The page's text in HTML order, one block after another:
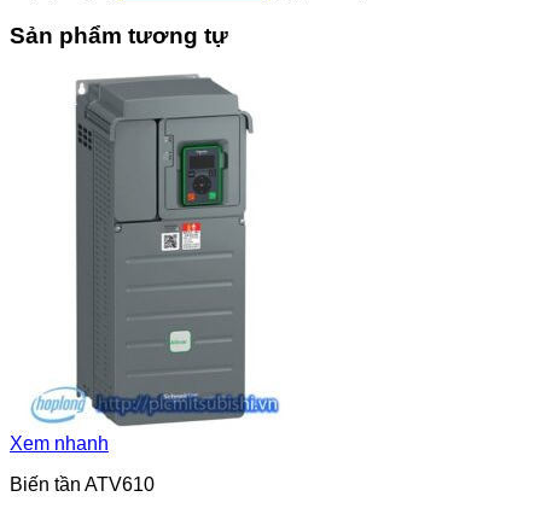
Sản phẩm tương tự
Xem nhanh
Biến tần ATV610